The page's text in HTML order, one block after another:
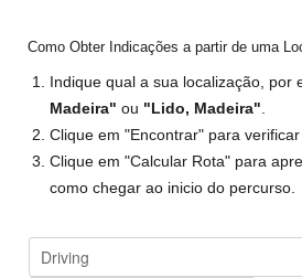
Como Obter Indicações a partir de uma
Indique qual a sua localização, por
Madeira" ou "Lido, Madeira"
Clique em "Encontrar" para verificar
Clique em "Calcular Rota" para
como chegar ao inicio do percurso.